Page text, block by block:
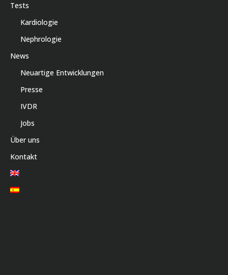
Tests
Kardiologie
Nephrologie
News
Neuartige Entwicklungen
Presse
IVDR
Jobs
Über uns
Kontakt